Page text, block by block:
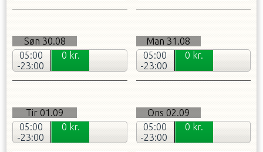
Søn 30.08
05:00
-23:00
0 kr.
Man 31.08
05:00
-23:00
0 kr.
Tir 01.09
05:00
-23:00
0 kr.
Ons 02.09
05:00
-23:00
0 kr.